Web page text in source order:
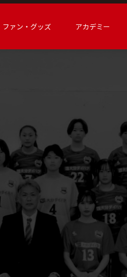
ファン・グッズ アカデミー